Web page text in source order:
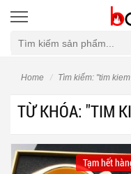
Home Tìm kiếm: "tim
TỪ KHÓA: "TIM
Tạm hết